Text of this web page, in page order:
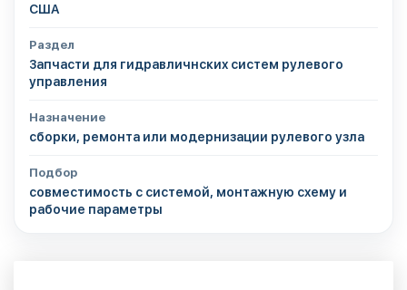
США
Раздел
Запчасти для гидравличнских систем рулевого
управления
Назначение
сборки, ремонта или модернизации рулевого узла
Подбор
совместимость с системой, монтажную схему и
рабочие параметры